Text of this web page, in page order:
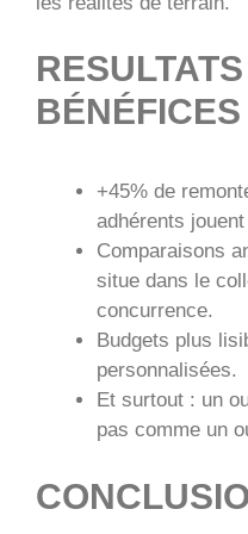
BÉNÉFICES
+45% de
adhérents
Comparaisons
situe dans le
concurrence.
Budgets plus
personnalisées.
Et surtout : un
pas comme un